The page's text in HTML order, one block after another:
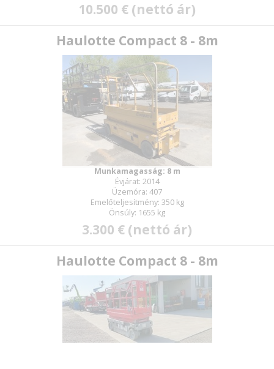
10.500 € (nettó ár)
Haulotte Compact 8 - 8m
Munkamagasság: 8 m
Évjárat: 2014
Üzemóra: 407
Emelőteljesítmény: 350 kg
Önsúly: 1655 kg
3.300 € (nettó ár)
Haulotte Compact 8 - 8m